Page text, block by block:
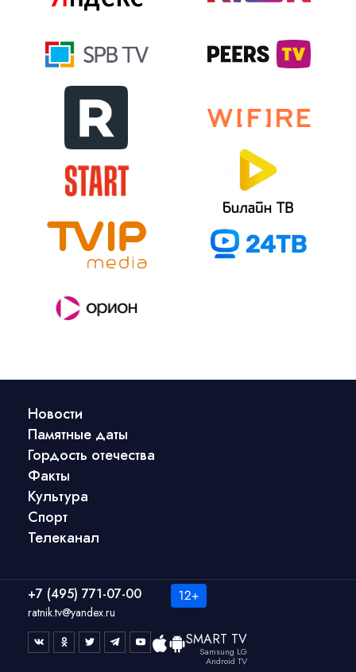
Новости
Памятные даты
Гордость отечества
Факты
Культура
Спорт
Телеканал
+7 (495) 771-07-00
ratnik.tv@yandex.ru
SMART TV
Samsung LG
Android TV